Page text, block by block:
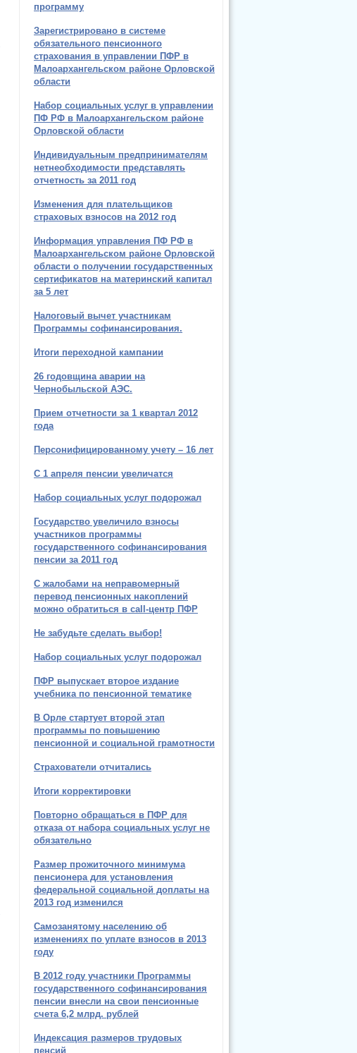
программу
Зарегистрировано в системе
обязательного пенсионного
страхования в управлении ПФР в
Малоархангельском районе Орловской
области
Набор социальных услуг в управлении
ПФ РФ в Малоархангельском районе
Орловской области
Индивидуальным предпринимателям
нетнеобходимости представлять
отчетность за 2011 год
Изменения для плательщиков
страховых взносов на 2012 год
Информация управления ПФ РФ в
Малоархангельском районе Орловской
области о получении государственных
сертификатов на материнский капитал
за 5 лет
Налоговый вычет участникам
Программы софинансирования.
Итоги переходной кампании
26 годовщина аварии на
Чернобыльской АЭС.
Прием отчетности за 1 квартал 2012
года
Персонифицированному учету – 16 лет
С 1 апреля пенсии увеличатся
Набор социальных услуг подорожал
Государство увеличило взносы
участников программы
государственного софинансирования
пенсии за 2011 год
С жалобами на неправомерный
перевод пенсионных накоплений
можно обратиться в call-центр ПФР
Не забудьте сделать выбор!
Набор социальных услуг подорожал
ПФР выпускает второе издание
учебника по пенсионной тематике
В Орле стартует второй этап
программы по повышению
пенсионной и социальной грамотности
Страхователи отчитались
Итоги корректировки
Повторно обращаться в ПФР для
отказа от набора социальных услуг не
обязательно
Размер прожиточного минимума
пенсионера для установления
федеральной социальной доплаты на
2013 год изменился
Самозанятому населению об
изменениях по уплате взносов в 2013
году
В 2012 году участники Программы
государственного софинансирования
пенсии внесли на свои пенсионные
счета 6,2 млрд. рублей
Индексация размеров трудовых
пенсий